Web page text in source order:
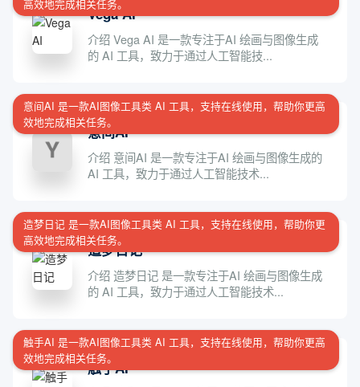
高效地完成相关任务。
Vega AI
介绍 Vega AI 是一款专注于AI 绘画与图像生成
的 AI 工具，致力于通过人工智能技...
意间AI 是一款AI图像工具类 AI 工具，支持在线使用，帮助你更高
效地完成相关任务。
意间AI
介绍 意间AI 是一款专注于AI 绘画与图像生成的
AI 工具，致力于通过人工智能技术...
造梦日记 是一款AI图像工具类 AI 工具，支持在线使用，帮助你更
高效地完成相关任务。
造梦日记
介绍 造梦日记 是一款专注于AI 绘画与图像生成
的 AI 工具，致力于通过人工智能技术...
触手AI 是一款AI图像工具类 AI 工具，支持在线使用，帮助你更高
效地完成相关任务。
触手AI